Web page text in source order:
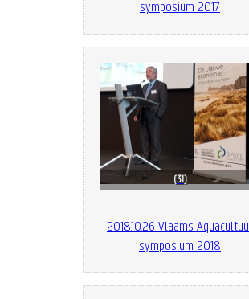
symposium 2017
31
2018.10.26 Vlaams
symposium 2018